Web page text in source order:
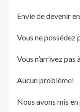
Envie de devenir
Vous ne possédez
Vous n’arrivez
Aucun problème!
Nous avons mis